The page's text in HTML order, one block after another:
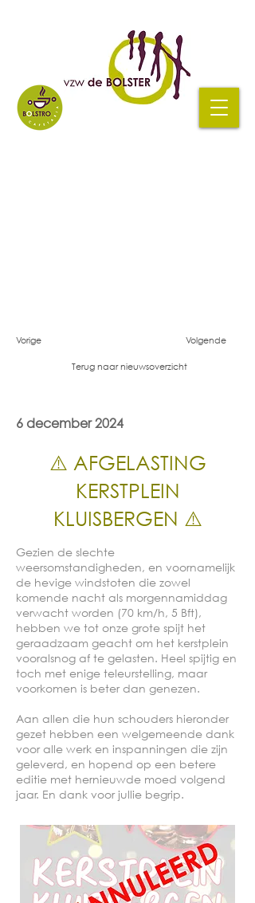
Vorige
Terug naar nieuwsoverzicht
Volgende
6 december 2024
⚠️ AFGELASTING
KERSTPLEIN
KLUISBERGEN ⚠️
Gezien de slechte
weersomstandigheden, en voornamelijk
de hevige windstoten die zowel
komende nacht als morgennamiddag
verwacht worden (70 km/h, 5 Bft),
hebben we tot onze grote spijt het
geraadzaam geacht om het kerstplein
vooralsnog af te gelasten. Heel spijtig en
toch met enige teleurstelling, maar
voorkomen is beter dan genezen.
Aan allen die hun schouders hieronder
gezet hebben een welgemeende dank
voor alle werk en inspanningen die zijn
geleverd, en hopend op een betere
editie met hernieuwde moed volgend
jaar. En dank voor jullie begrip.